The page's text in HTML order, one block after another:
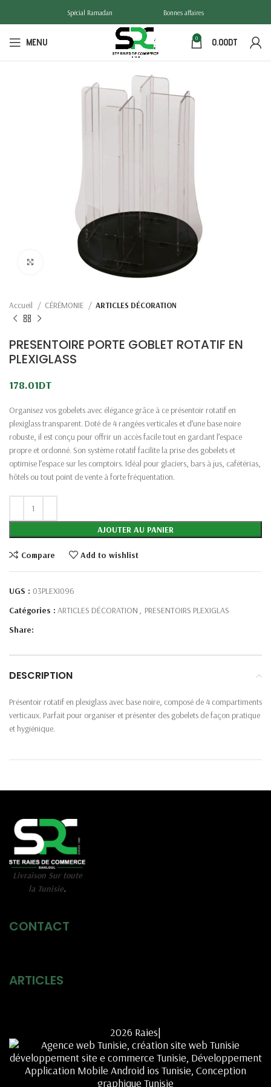
Spécial Ramadan Bonnes affaires
MENU 0 0.00DT
Click to enlarge
Accueil CÉRÉMONIE ARTICLES DÉCORATION
PRESENTOIRE PORTE GOBLET ROTATIF EN
PLEXIGLASS
178.01DT
Organisez vos gobelets avec élégance grâce à ce présentoir rotatif en
plexiglass transparent. Doté de 4 rangées verticales et d’une base noire
robuste, il est conçu pour offrir un accès facile tout en gardant l’espace
propre et ordonné. Son système rotatif facilite la prise des gobelets et
optimise l’espace sur les comptoirs. Idéal pour glaciers, bars à jus, cafétérias,
hôtels ou tout point de vente à forte fréquentation.
AJOUTER AU PANIER
Compare Add to wishlist
UGS : 03PLEXI096
Catégories : ARTICLES DÉCORATION , PRESENTOIRS PLEXIGLAS
Share:
DESCRIPTION
Présentoir rotatif en plexiglass avec base noire, composé de 4 compartiments
verticaux. Parfait pour organiser et présenter des gobelets de façon pratique
et hygiénique.
Livraison Sur toute
la Tunisie.
CONTACT
ARTICLES
2026 Raies|